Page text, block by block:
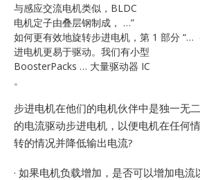
与感应交流电机类似，BLDC
电机定子由叠层钢制成， …”
如何更有效地旋转步进电机，第 1 部分 “…
进电机更易于驱动。我们有小型
BoosterPacks … 大量驱动器 IC
。
步进电机在他们的电机伙伴中是独一无
的电流驱动步进电机，以便电机在任何
转的情况并降低输出电流?
· 如果电机负载增加，是否可以增加电流